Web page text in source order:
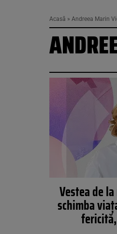
Acasă » Andreea Marin
Vestea de
schimba